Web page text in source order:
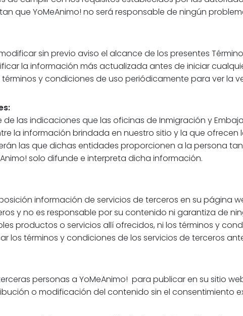
que YoMeAnimo! no será responsable de ningún
sin previo aviso el alcance de los presentes
la información más actualizada antes de iniciar
y condiciones de uso periódicamente para ver la
las indicaciones que las oficinas de Inmigración y
la información brindada en nuestro sitio y la que ofrecen
las que dichas entidades proporcionen a la persona
solo difunde e interpreta dicha información.
información de servicios de terceros en su página
y no es responsable por su contenido ni garantiza de
productos o servicios allí ofrecidos, ni los términos y
los términos y condiciones de los servicios de terceros
personas a YoMeAnimo! para publicar en su sitio
o modificación del contenido sin el consentimiento